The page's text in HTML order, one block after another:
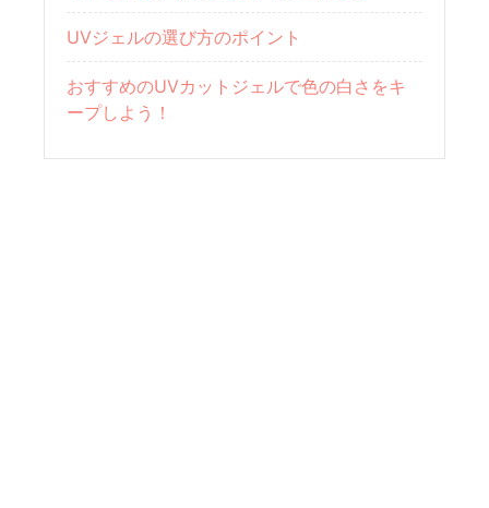
UVジェルの選び方のポイント
おすすめのUVカットジェルで色の白さをキ
ープしよう！